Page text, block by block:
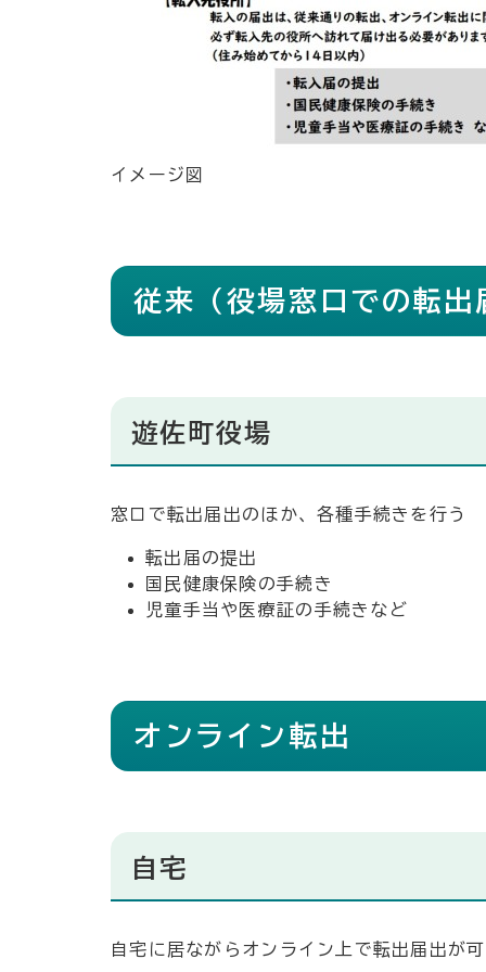
イメージ図
従来（役場窓口での転出
遊佐町役場
窓ロで転出届出のほか、各種手続きを行う
転出届の提出
国民健康保険の手続き
児童手当や医療証の手続きなど
オンライン転出
自宅
自宅に居ながらオンライン上で転出届出が